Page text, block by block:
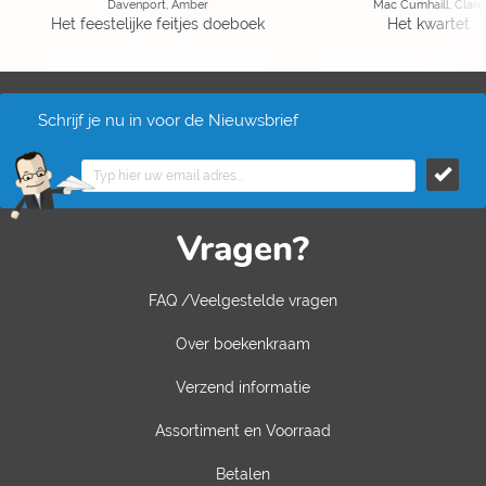
Davenport, Amber
Het feestelijke feitjes doeboek
Mac Cumhaill, Clare
Het kwartet
Schrijf je nu in voor de Nieuwsbrief
Vragen?
FAQ /Veelgestelde vragen
Over boekenkraam
Verzend informatie
Assortiment en Voorraad
Betalen